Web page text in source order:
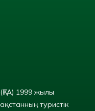
1999 жылы
туристік